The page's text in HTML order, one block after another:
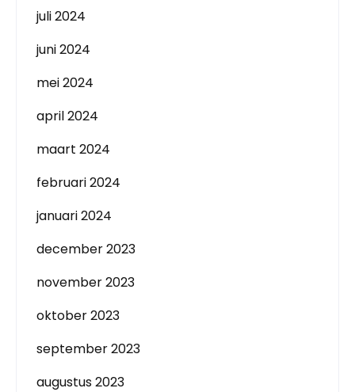
juli 2024
juni 2024
mei 2024
april 2024
maart 2024
februari 2024
januari 2024
december 2023
november 2023
oktober 2023
september 2023
augustus 2023